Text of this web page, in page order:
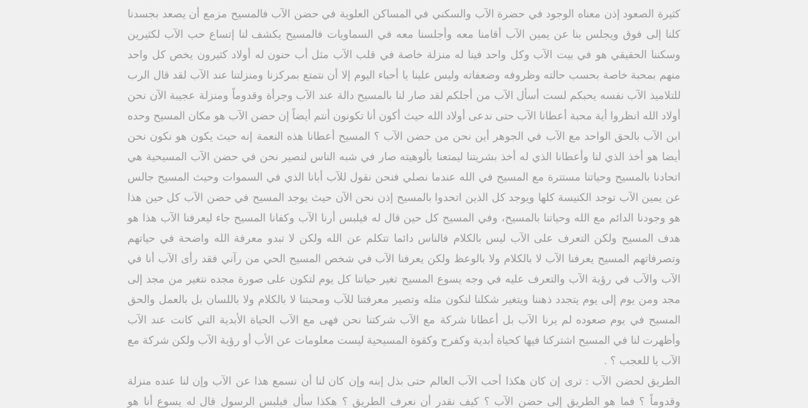
كثيرة الصعود إذن معناه الوجود في حضرة الآب والسكني في المساكن العلوية في حضن الآب فالمسيح مزمع أن يصعد بجسدنا
كلنا إلى فوق ويجلس بنا عن يمين الآب أقامنا معه وأجلسنا معه في السماويات فالمسيح يكشف لنا إتساع حب الآب لكثيرين
وسكننا الحقيقي هو في بيت الآب وكل واحد فينا له منزلة خاصة في قلب الآب مثل أب حنون له أولاد كثيرون يخص كل واحد
منهم بمحبة خاصة بحسب حالته وظروفه وضعفاته وليس علينا يا أحباء اليوم إلا أن نتمتع بمركزنا ومنزلتنا عند الآب لقد قال الرب
للتلاميذ الآب نفسه يحبكم لست أسأل الآب من أجلكم لقد صار لنا بالمسيح دالة عند الآب وجرأة وقدوماً ومنزلة عجيبة الآن نحن
أولاد الله انظروا أية محبة أعطانا الآب حتى ندعى أولاد الله حيث أكون أنا تكونون أنتم أيضاً إن حضن الآب هو مكان المسيح وحده
ابن الآب بالحق الواحد مع الآب في الجوهر أين نحن من حضن الآب ؟ المسيح أعطانا هذه النعمة إنه حيث يكون هو نكون نحن
أيضا هو أخذ الذي لنا وأعطانا الذي له أخذ بشريتنا ليمتعنا بألوهيته صار في شبه الناس لنصير نحن في حضن الآب المسيحية هي
اتحادنا بالمسيح وحياتنا مستترة مع المسيح في الله عندما نصلي فنحن نقول للآب أبانا الذي في السموات وحيث المسيح جالس
عن يمين الآب توجد الكنيسة كلها ويوجد كل الذين اتحدوا بالمسيح إذن نحن الآن حيث يوجد المسيح في حضن الآب كل حين هذا
هو وجودنا الدائم مع الله وحياتنا بالمسيح، وفي المسيح كل حين قال له فيلبس أرنا الآب وكفانا المسيح جاء ليعرفنا الآب هذا هو
هدف المسيح ولكن التعرف على الآب ليس بالكلام فالناس دائما تتكلم عن الله ولكن لا تبدو معرفة الله واضحة في حياتهم
وتصرفاتهم المسيح يعرفنا الآب لا بالكلام ولا بالوعظ ولكن يعرفنا الآب في شخص المسيح الحي من رآني فقد رأى الآب أنا في
الآب والآب في رؤية الآب والتعرف عليه في وجه يسوع المسيح تغير حياتنا كل يوم لتكون على صورة مجده نتغير من مجد إلى
مجد ومن يوم إلى يوم يتجدد ذهننا ويتغير شكلنا لنكون مثله وتصير معرفتنا للآب ومحبتنا لا بالكلام ولا باللسان بل بالعمل والحق
المسيح في يوم صعوده لم يرنا الآب بل أعطانا شركة مع الآب شركتنا نحن فهى مع الآب الحياة الأبدية التي كانت عند الآب
وأظهرت لنا في المسيح اشتركنا فيها كحياة أبدية وكفرح وكقوة المسيحية ليست معلومات عن الأب أو رؤية الآب ولكن شركة مع
الآب يا للعجب ؟ .
الطريق لحضن الآب : ترى إن كان هكذا أحب الآب العالم حتى بذل إبنه وإن كان لنا أن نسمع هذا عن الآب وإن لنا عنده منزلة
وقدوماً ؟ فما هو الطريق إلى حضن الآب ؟ كيف نقدر أن نعرف الطريق ؟ هكذا سأل فيلبس الرسول قال له يسوع أنا هو